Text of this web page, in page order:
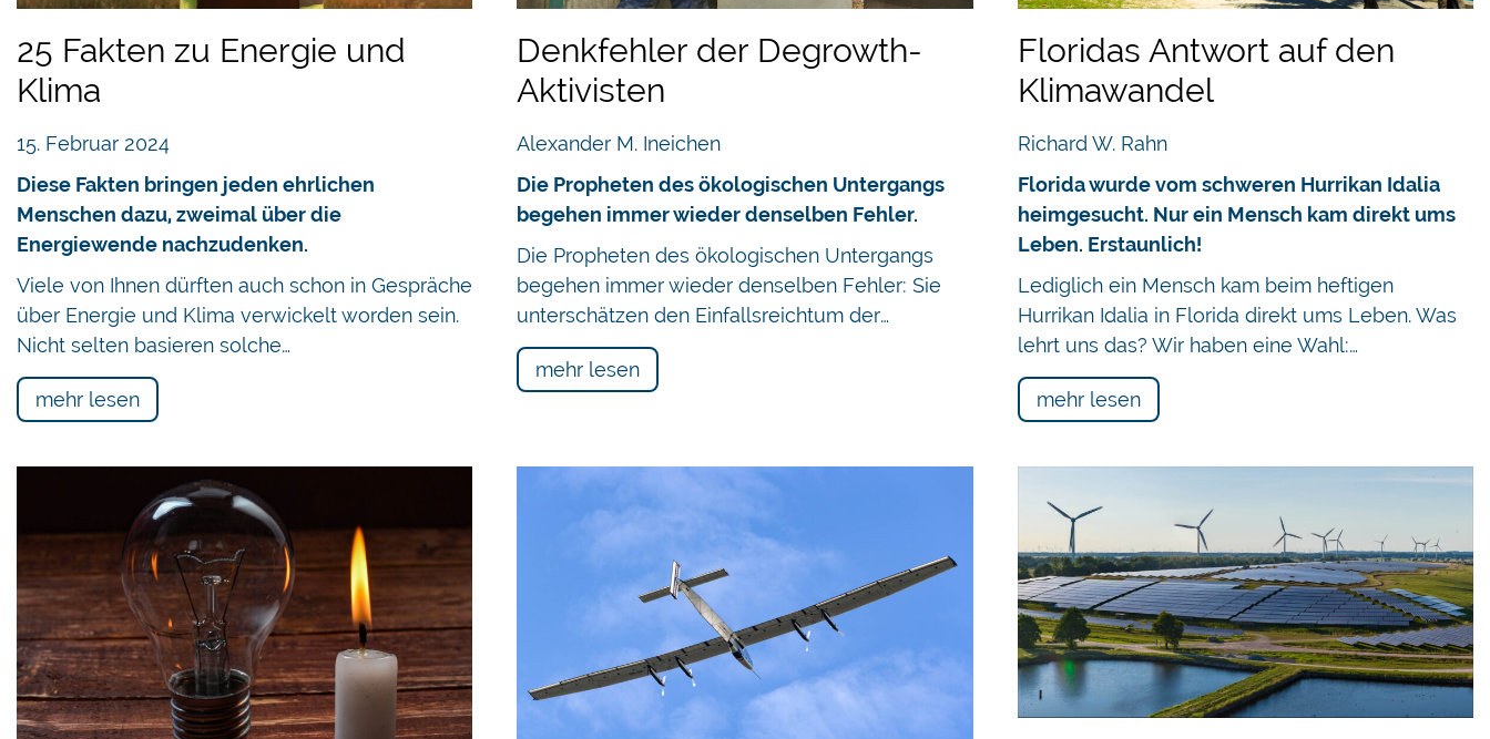
25 Fakten zu Energie und
Klima
15. Februar 2024
Diese Fakten bringen jeden ehrlichen
Menschen dazu, zweimal über die
Energiewende nachzudenken.
Viele von Ihnen dürften auch schon in Gespräche
über Energie und Klima verwickelt worden sein.
Nicht selten basieren solche…
mehr lesen
Denkfehler der Degrowth-
Aktivisten
Alexander M. Ineichen
Die Propheten des ökologischen Untergangs
begehen immer wieder denselben Fehler.
Die Propheten des ökologischen Untergangs
begehen immer wieder denselben Fehler: Sie
unterschätzen den Einfallsreichtum der…
mehr lesen
Floridas Antwort auf den
Klimawandel
Richard W. Rahn
Florida wurde vom schweren Hurrikan Idalia
heimgesucht. Nur ein Mensch kam direkt ums
Leben. Erstaunlich!
Lediglich ein Mensch kam beim heftigen
Hurrikan Idalia in Florida direkt ums Leben. Was
lehrt uns das? Wir haben eine Wahl:…
mehr lesen